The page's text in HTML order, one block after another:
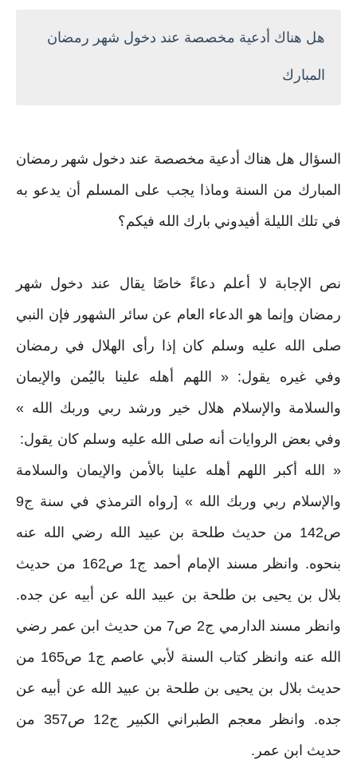
هل هناك أدعية مخصصة عند دخول شهر رمضان
المبارك
السؤال هل هناك أدعية مخصصة عند دخول شهر رمضان
المبارك من السنة وماذا يجب على المسلم أن يدعو به
في تلك الليلة أفيدوني بارك الله فيكم‏؟‏
نص الإجابة لا أعلم دعاءً خاصًا يقال عند دخول شهر
رمضان وإنما هو الدعاء العام عن سائر الشهور فإن النبي
صلى الله عليه وسلم كان إذا رأى الهلال في رمضان
وفي غيره يقول‏:‏ « ‏اللهم أهله علينا باليُمن والإيمان
والسلامة والإسلام هلال خير ورشد ربي وربك الله »
وفي بعض الروايات أنه صلى الله عليه وسلم كان يقول‏:‏ ‏
« الله أكبر اللهم أهله علينا بالأمن والإيمان والسلامة
والإسلام ربي وربك الله »‏ ‏[‏رواه الترمذي في سنة ج9
ص142 من حديث طلحة بن عبيد الله رضي الله عنه‏
بنحوه‏.‏ وانظر مسند الإمام أحمد ج1 ص162 من حديث
بلال بن يحيى بن طلحة بن عبيد الله عن أبيه عن جده‏.‏
وانظر مسند الدارمي ج2 ص7 من حديث ابن عمر رضي
الله عنه وانظر كتاب السنة لأبي عاصم ج1 ص165 من
حديث بلال بن يحيى بن طلحة بن عبيد الله عن أبيه عن
جده‏.‏ وانظر معجم الطبراني الكبير ج12 ص357 من
حديث ابن عمر‏.‏